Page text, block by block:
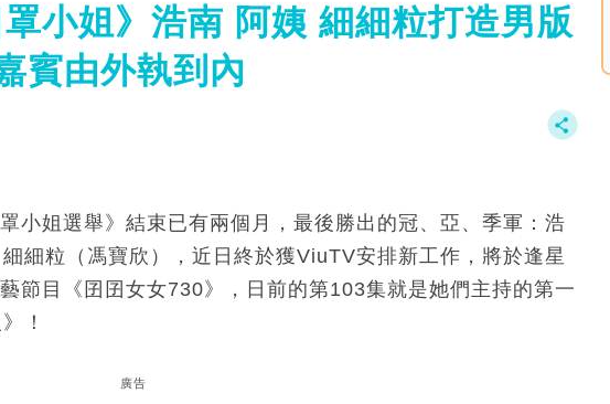
小姐》浩南 阿姨 細細粒打造男版
賓由外執到內
小姐選舉》結束已有兩個月，最後勝出的冠、亞、季軍：浩
細粒（馮寶欣），近日終於獲ViuTV安排新工作，將於逢星
節目《囝囝女女730》，日前的第103集就是她們主持的第一
！
廣告